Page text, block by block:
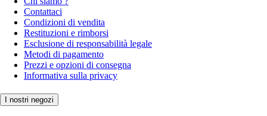
Contattaci
Condizioni di vendita
Restituzioni e rimborsi
Esclusione di responsabilità legale
Metodi di pagamento
Prezzi e opzioni di consegna
Informativa sulla privacy
I nostri negozi